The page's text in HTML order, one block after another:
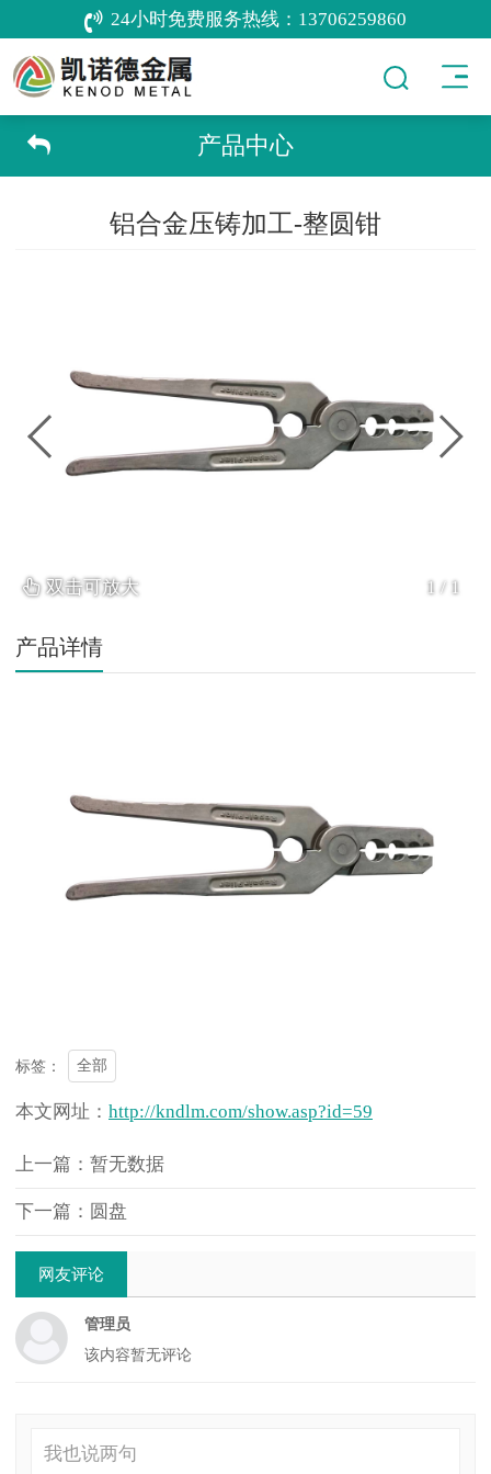
24小时免费服务热线： 13706259860
产品中心
铝合金压铸加工-整圆钳
1 / 1
双击可放大
产品详情
标签： 全部
本文网址： http://kndlm.com/show.asp?id=59
上一篇：暂无数据
下一篇：圆盘
网友评论
管理员
该内容暂无评论